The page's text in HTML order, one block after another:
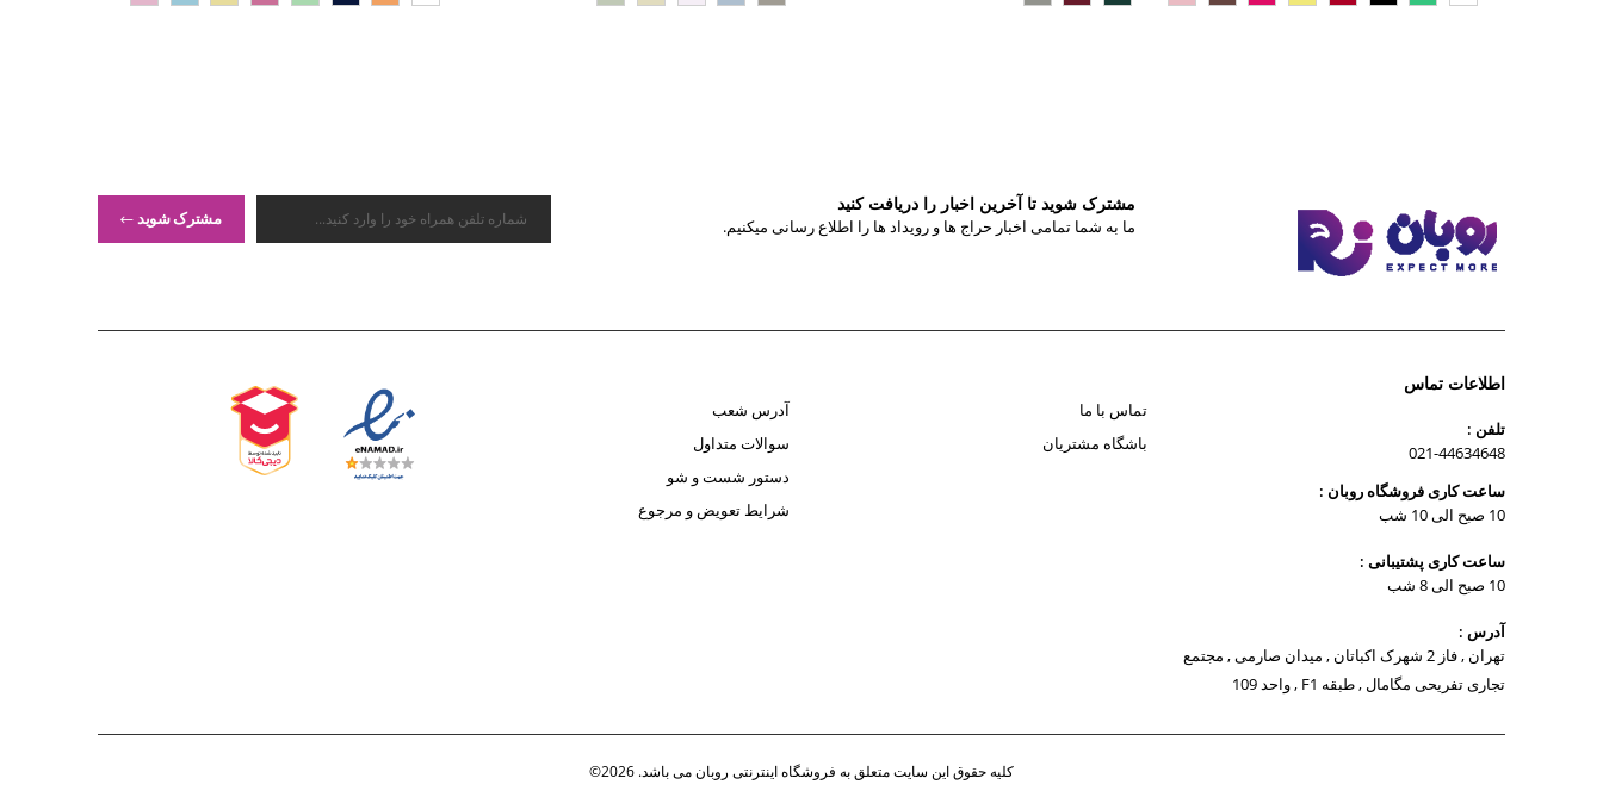
مشترک شوید تا آخرین اخبار را دریافت کنید
ما به شما تمامی اخبار حراج ها و رویداد ها را اطلاع رسانی میکنیم. مشترک شوید
اطلاعات تماس
تلفن :
021-44634648
ساعت کاری فروشگاه روبان :
10 صبح الی 10 شب
ساعت کاری پشتیبانی :
10 صبح الی 8 شب
آدرس :
تهران , فاز 2 شهرک اکباتان , میدان صارمی , مجتمع
تجاری تفریحی مگامال , طبقه F1 , واحد 109
تماس با ما
باشگاه مشتریان
آدرس شعب
سوالات متداول
دستور شست و شو
شرایط تعویض و مرجوع
کلیه حقوق این سایت متعلق به فروشگاه اینترنتی روبان می باشد. 2026©